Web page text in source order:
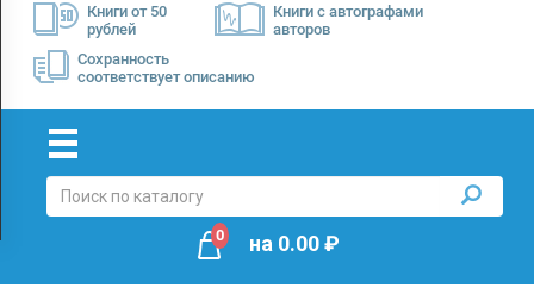
Книги от 50
рублей
Книги с автографами
авторов
Сохранность
соответствует описанию
Доставка
Оплата
0 на 0.00₽